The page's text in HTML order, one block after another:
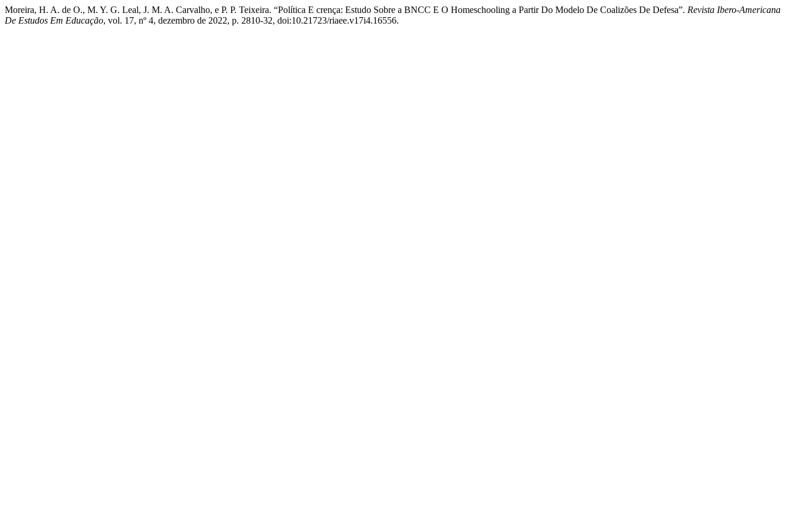
Moreira, H. A. de O., M. Y. G. Leal, J. M. A. Carvalho, e P. P. Teixeira. “Política E crença: Estudo Sobre a BNCC E O Homeschooling a Partir Do Modelo De Coalizões De Defesa”. Revista Ibero-Americana
De Estudos Em Educação, vol. 17, nº 4, dezembro de 2022, p. 2810-32, doi:10.21723/riaee.v17i4.16556.